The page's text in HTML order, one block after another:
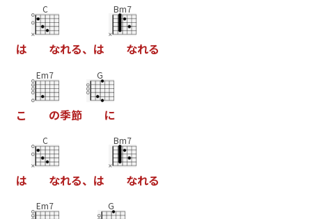
は
C
なれる、 は
Bm7
なれる
こ
Em7
の季節
G
に
は
C
なれる、 は
Bm7
なれる
Em7 G